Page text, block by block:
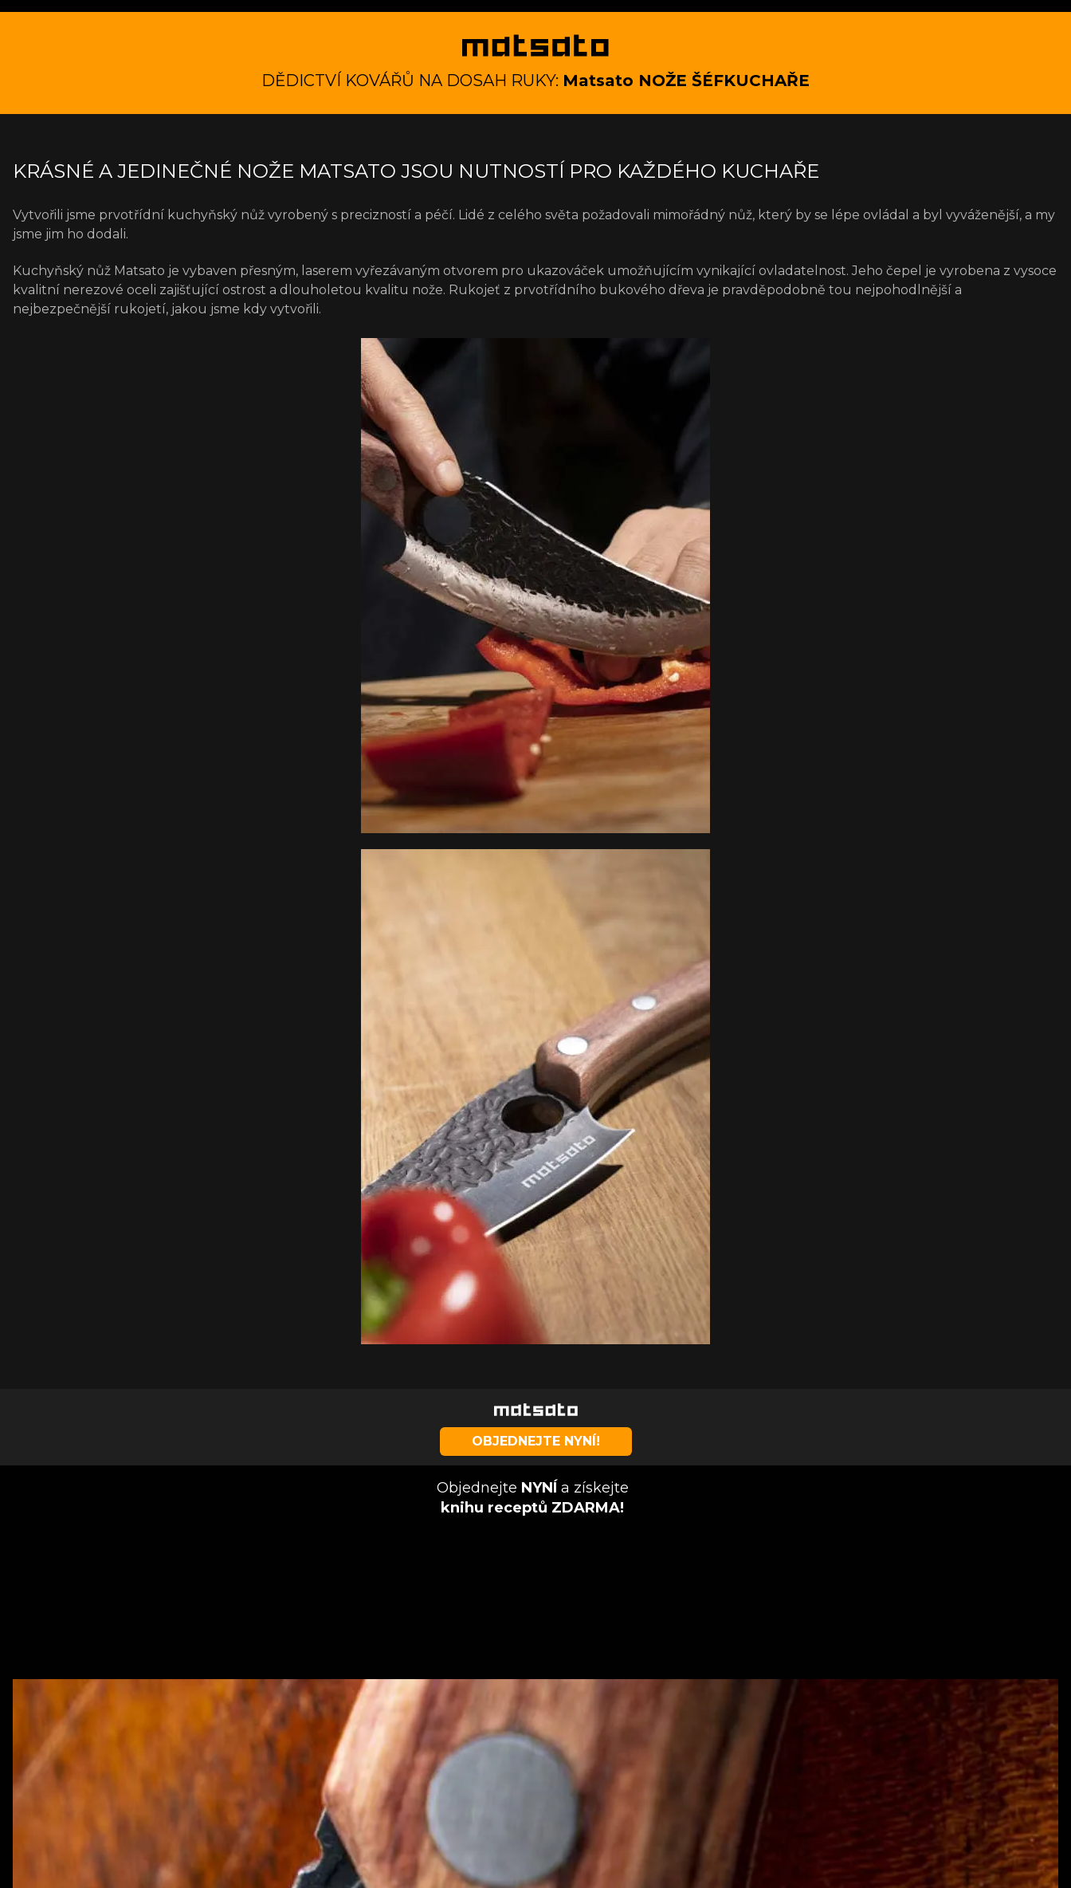
DĚDICTVÍ KOVÁŘŮ NA DOSAH RUKY: Matsato NOŽE ŠÉFKUCHAŘE
KRÁSNÉ A JEDINEČNÉ NOŽE MATSATO JSOU NUTNOSTÍ PRO KAŽDÉHO KUCHAŘE
Vytvořili jsme prvotřídní kuchyňský nůž vyrobený s precizností a péčí. Lidé z celého světa požadovali mimořádný nůž, který by se lépe ovládal a byl vyváženější, a my
jsme jim ho dodali.
Kuchyňský nůž Matsato je vybaven přesným, laserem vyřezávaným otvorem pro ukazováček umožňujícím vynikající ovladatelnost. Jeho čepel je vyrobena z vysoce
kvalitní nerezové oceli zajišťující ostrost a dlouholetou kvalitu nože. Rukojeť z prvotřídního bukového dřeva je pravděpodobně tou nejpohodlnější a
nejbezpečnější rukojetí, jakou jsme kdy vytvořili.
OBJEDNEJTE NYNÍ!
Objednejte NYNÍ a získejte
knihu receptů ZDARMA!